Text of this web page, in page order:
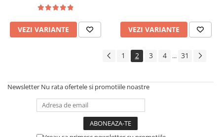
VEZI VARIANTE VEZI VARIANTE
1 2 3 4 ... 31
Newsletter Nu rata ofertele si promotiile noastre